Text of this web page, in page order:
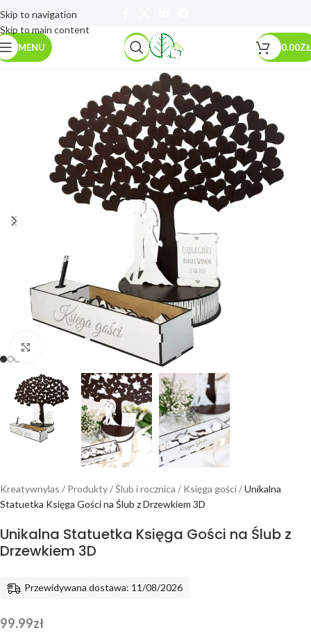
Skip to navigation
Skip to main content
MENU 0.00ZŁ
Kreatywnylas / Produkty/Ślub i rocznica / Księga gości/Unikalna
Statuetka Księga Gości na Ślub z Drzewkiem 3D
Unikalna Statuetka Księga Gości na Ślub z
Drzewkiem 3D
Przewidywana dostawa: 11/08/2026
99.99zł